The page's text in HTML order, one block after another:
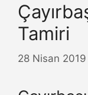
Tamiri
28 Nisan 2019